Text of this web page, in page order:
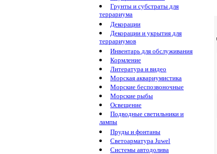
Грунты и субстраты для
террариума
Декорации
Декорации и укрытия для
террариумов
Инвентарь для обслуживания
Кормление
Литература и видео
Морская аквариумистика
Морские беспозвоночные
Морские рыбы
Освещение
Подводные светильники и
лампы
Пруды и фонтаны
Светоарматура Juwel
Системы автодолива